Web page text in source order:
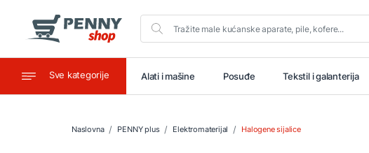
Sve kategorije
Ugostiteljstvo Alati i mašine Posuđe Tekstil i galanterija
Naslovna PENNY plus Elektromaterijal Halogene sijalice